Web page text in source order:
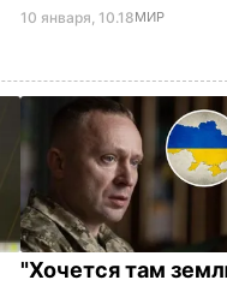
10 января, 10.18МИР
"Хочется там